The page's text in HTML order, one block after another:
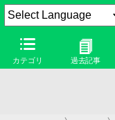
カテゴリ 過去記事